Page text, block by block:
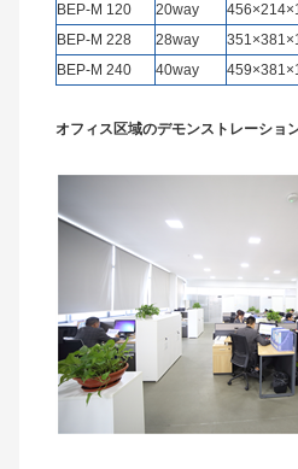
BEP-M 120
20way
BEP-M 228
28way
BEP-M 240
40way
オフィス区域のデモンストレーショ